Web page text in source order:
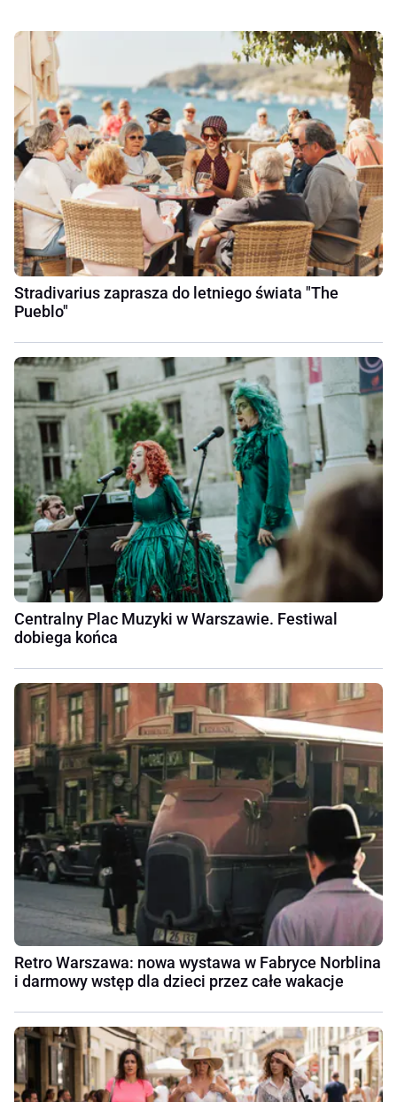
Stradivarius zaprasza do letniego świata "The
Pueblo"
Centralny Plac Muzyki w Warszawie. Festiwal
dobiega końca
Retro Warszawa: nowa wystawa w Fabryce Norblina
i darmowy wstęp dla dzieci przez całe wakacje